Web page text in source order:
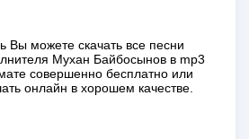
Вы можете скачать все песни
Мухан Байбосынов в mp3
совершенно бесплатно или
онлайн в хорошем качестве.